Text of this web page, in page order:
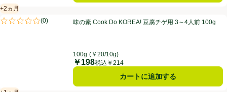
味の素 Cook Do KOREA! 豆腐チゲ用 3～4人前 100g
+2ヵ月
賞味・消費期限保証：2ヵ月
(0)
評価は0件のレビューで5点中0.0点。味の素 Cook Do KOREA! 豆腐チゲ用 3～4人前 100g
100g (￥20/10g)
価格
￥198税込￥214
カートに追加する